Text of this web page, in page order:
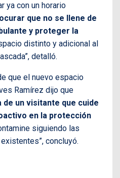
ya con un horario
que no se llene de
y proteger la
distinto y adicional al
detalló.
que el nuevo espacio
Ramírez dijo que
un visitante que cuide
en la protección
siguiendo las
concluyó.